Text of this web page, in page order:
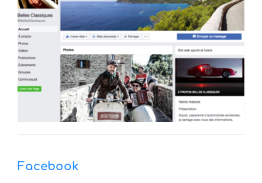
Facebook